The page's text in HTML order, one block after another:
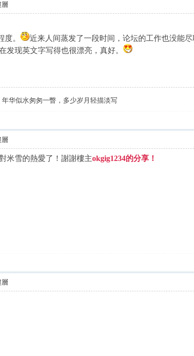
度。
近来人间蒸发了一段时间，论坛的工作也没能
发现英文字写得也很漂亮，真好。
华似水匆匆一瞥，多少岁月轻描淡写
米雪的熱愛了！謝謝樓主okgig1234的分享！